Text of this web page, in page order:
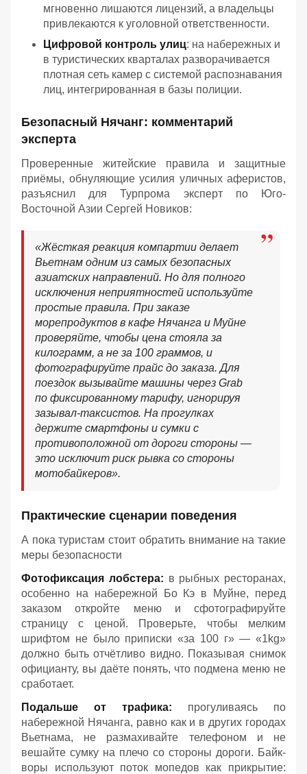
мгновенно лишаются лицензий, а владельцы
привлекаются к уголовной ответственности.
Цифровой контроль улиц: на набережных и
в туристических кварталах разворачивается
плотная сеть камер с системой распознавания
лиц, интегрированная в базы полиции.
Безопасный Нячанг: комментарий
эксперта
Проверенные житейские правила и защитные
приёмы, обнуляющие усилия уличных аферистов,
разъяснил для Турпрома эксперт по Юго-
Восточной Азии Сергей Новиков:
«Жёсткая реакция компартии делает
Вьетнам одним из самых безопасных
азиатских направлений. Но для полного
исключения неприятностей используйте
простые правила. При заказе
морепродуктов в кафе Нячанга и Муйне
проверяйте, чтобы цена стояла за
килограмм, а не за 100 граммов, и
фотографируйте прайс до заказа. Для
поездок вызывайте машины через Grab
по фиксированному тарифу, игнорируя
зазывал-таксистов. На прогулках
держите смартфоны и сумки с
противоположной от дороги стороны —
это исключит риск рывка со стороны
мотобайкеров».
Практические сценарии поведения
А пока туристам стоит обратить внимание на такие
меры безопасности
Фотофиксация лобстера: в рыбных ресторанах,
особенно на набережной Бо Кэ в Муйне, перед
заказом откройте меню и сфотографируйте
страницу с ценой. Проверьте, чтобы мелким
шрифтом не было приписки «за 100 г» — «1kg»
должно быть отчётливо видно. Показывая снимок
официанту, вы даёте понять, что подмена меню не
сработает.
Подальше от трафика: прогуливаясь по
набережной Нячанга, равно как и в других городах
Вьетнама, не размахивайте телефоном и не
вешайте сумку на плечо со стороны дороги. Байк-
воры используют поток мопедов как прикрытие: